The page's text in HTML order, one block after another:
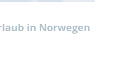
in Norwegen